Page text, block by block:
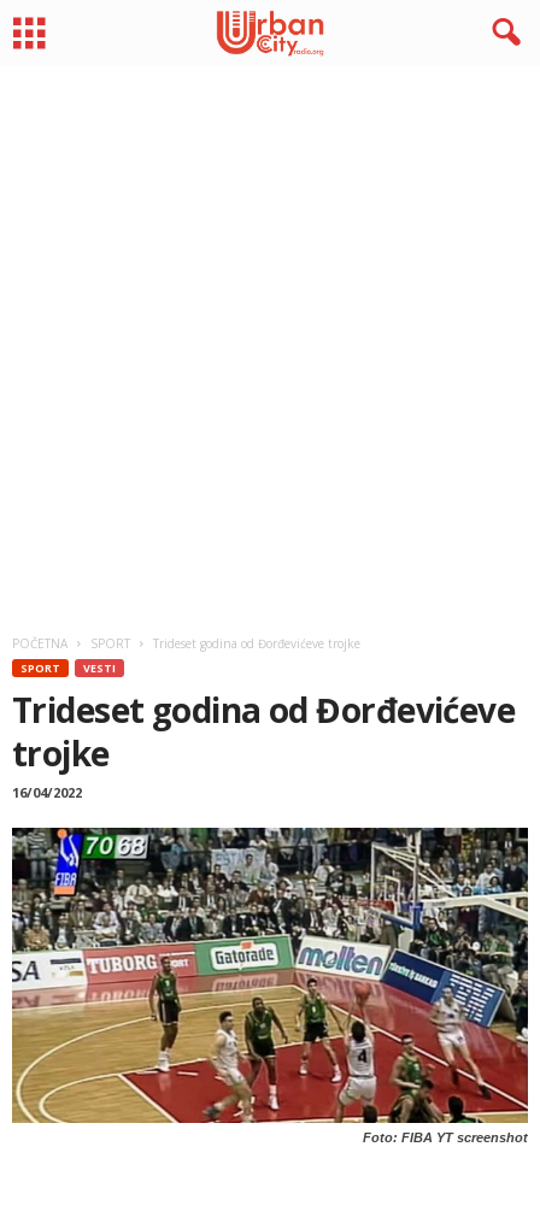
POČETNA SPORT Trideset godina od Đorđevićeve trojke
SPORT VESTI
Trideset godina od Đorđevićeve
trojke
16/04/2022
Foto: FIBA YT screenshot